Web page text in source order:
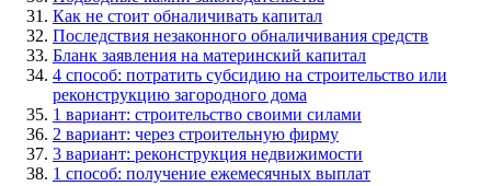
Как не стоит обналичивать капитал
Последствия незаконного обналичивания средств
Бланк заявления на материнский капитал
4 способ: потратить субсидию на строительство или
реконструкцию загородного дома
1 вариант: строительство своими силами
2 вариант: через строительную фирму
3 вариант: реконструкция недвижимости
1 способ: получение ежемесячных выплат